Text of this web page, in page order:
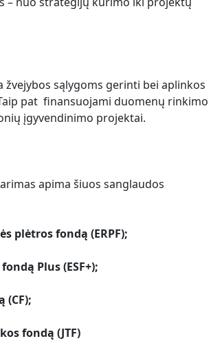
sąlygoms gerinti bei aplinkos
pat finansuojami duomenų rinkimo
įgyvendinimo projektai.
apima šiuos sanglaudos
plėtros fondą (ERPF);
Plus (ESF+);
(CF);
fondą (JTF)